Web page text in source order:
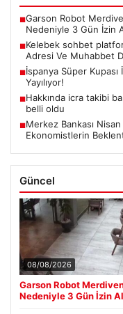
■Garson Robot
Nedeniyle 3 Gün İzin
■Kelebek sohbet
Adresi Ve Muhabbet
■İspanya Süper Kupası
Yayılıyor!
■Hakkında icra takibi
belli oldu
■Merkez Bankası Nisan
Ekonomistlerin
Güncel
08/08/2026
Garson Robot
Nedeniyle 3 Gün İzin